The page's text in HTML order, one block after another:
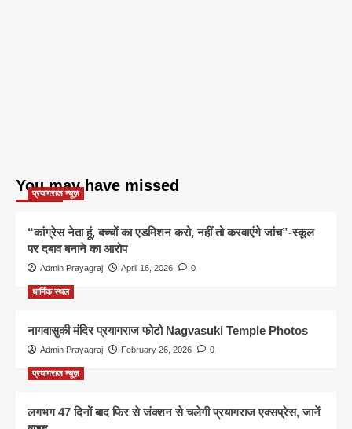
You may have missed
प्रयागराज न्यूज़
“कांग्रेस नेता हूं, बच्चों का एडमिशन करो, नहीं तो करवाएंगे जांच”-स्कूल
पर दबाव बनाने का आरोप
Admin Prayagraj April 16, 2026 0
धार्मिक स्थल
नागवासुकी मंदिर प्रयागराज फोटो Nagvasuki Temple Photos
Admin Prayagraj February 26, 2026 0
प्रयागराज न्यूज़
लगभग 47 दिनों बाद फिर से जंक्शन से चलेगी प्रयागराज एक्सप्रेस, जानें